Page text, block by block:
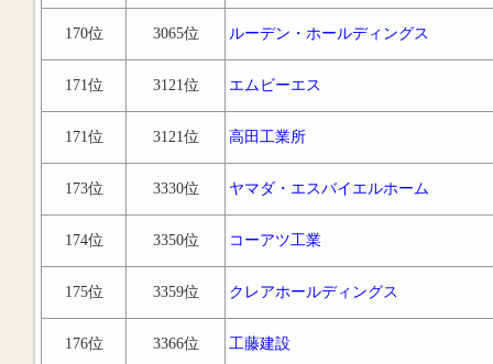
170位 3065位 ルーデン・ホールディングス
171位 3121位 エムビーエス
171位 3121位 高田工業所
173位 3330位 ヤマダ・エスバイエルホーム
174位 3350位 コーアツ工業
175位 3359位 クレアホールディングス
176位 3366位 工藤建設